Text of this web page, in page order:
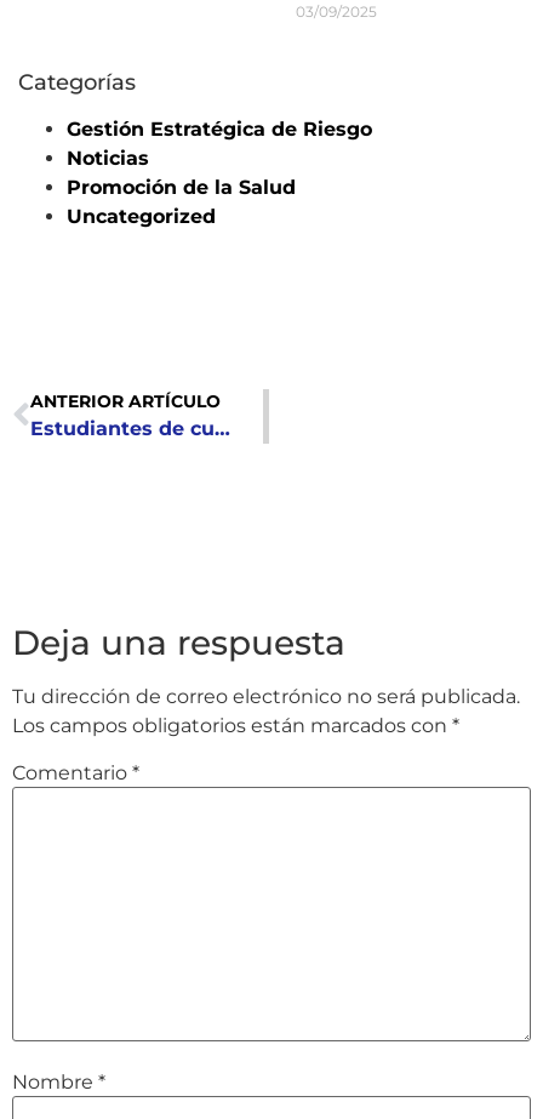
03/09/2025
Categorías
Gestión Estratégica de Riesgo
Noticias
Promoción de la Salud
Uncategorized
ANTERIOR ARTÍCULO
Estudiantes de cuarto grado de Santa Catarina Masahuat replican conocimientos sobre prevención de violencia contra la niñez
Deja una respuesta
Tu dirección de correo electrónico no será publicada.
Los campos obligatorios están marcados con *
Comentario *
Nombre *